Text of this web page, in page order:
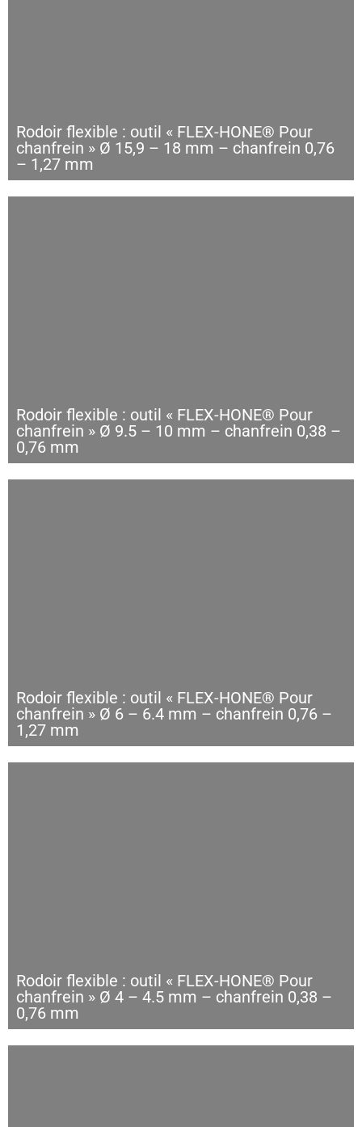
Rodoir flexible : outil « FLEX-HONE® Pour
chanfrein » Ø 15,9 – 18 mm – chanfrein 0,76
– 1,27 mm
Rodoir flexible : outil « FLEX-HONE® Pour
chanfrein » Ø 9.5 – 10 mm – chanfrein 0,38 –
0,76 mm
Rodoir flexible : outil « FLEX-HONE® Pour
chanfrein » Ø 6 – 6.4 mm – chanfrein 0,76 –
1,27 mm
Rodoir flexible : outil « FLEX-HONE® Pour
chanfrein » Ø 4 – 4.5 mm – chanfrein 0,38 –
0,76 mm